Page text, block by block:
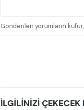
Gönderilen yorumların
İLGİLİNİZİ ÇEKECEK